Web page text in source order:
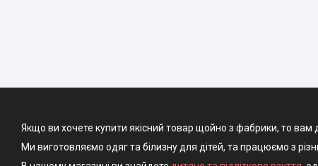
Якщо ви хочете купити якісний товар щойно з фабрики, то вам
Ми виготовляємо одяг та білизну для дітей, та працюємо з